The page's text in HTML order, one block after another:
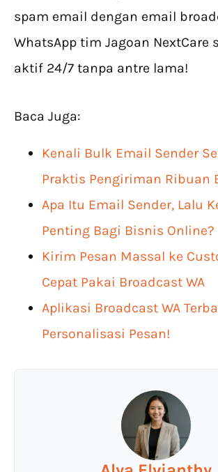
spam email dengan email
WhatsApp tim Jagoan NextCare
aktif 24/7 tanpa antre lama!
Baca Juga:
Kenali Bulk Email Sender
Praktis Pengiriman Ribuan
Apa Itu Email Sender, Lalu
Penting Bagi Bisnis Online?
Kirim Pesan Massal ke
Cepat Pakai Broadcast WA
Aplikasi Broadcast WA
Personalisasi Pesan!